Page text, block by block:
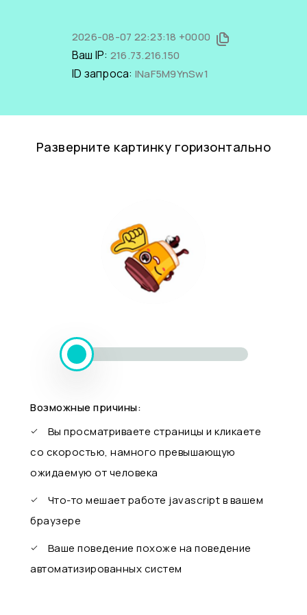
2026-08-07 22:23:18 +0000
Ваш IP: 216.73.216.150
ID запроса: INaF5M9YnSw1
Разверните картинку горизонтально
Возможные причины:
Вы просматриваете страницы и кликаете
со скоростью, намного превышающую
ожидаемую от человека
Что-то мешает работе javascript в вашем
браузере
Ваше поведение похоже на поведение
автоматизированных систем